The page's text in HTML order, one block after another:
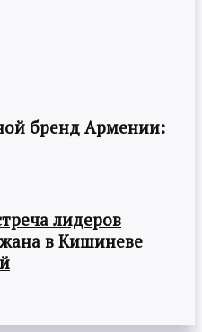
бренд Армении:
лидеров
в Кишиневе